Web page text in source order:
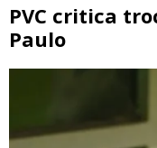
PVC critica
Paulo